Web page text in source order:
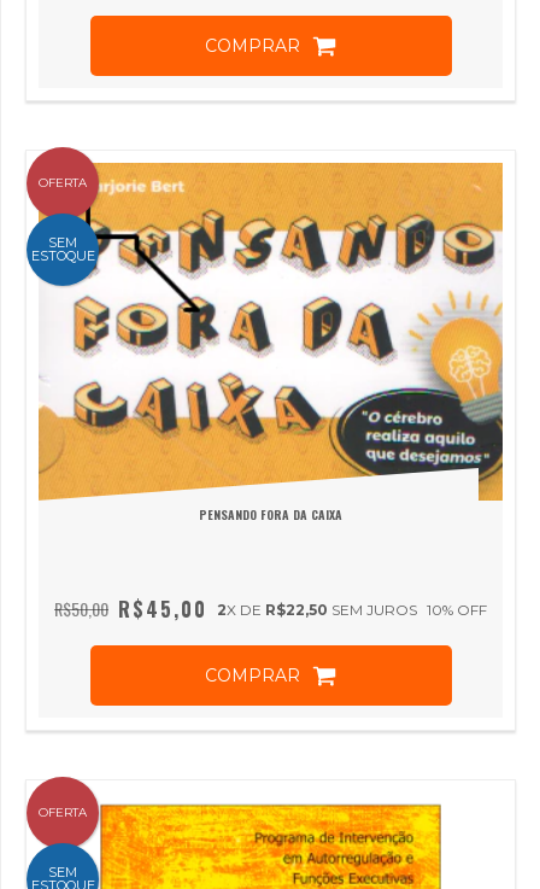
COMPRAR
OFERTA
SEM
ESTOQUE
PENSANDO FORA DA CAIXA
R$50,00 10% OFF
R$45,00 2X DE R$22,50 SEM JUROS
COMPRAR
OFERTA
SEM
ESTOQUE